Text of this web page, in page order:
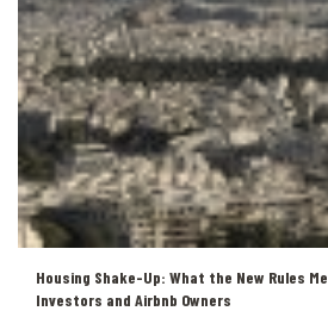
Housing Shake-Up: What the New Rules
Investors and Airbnb Owners